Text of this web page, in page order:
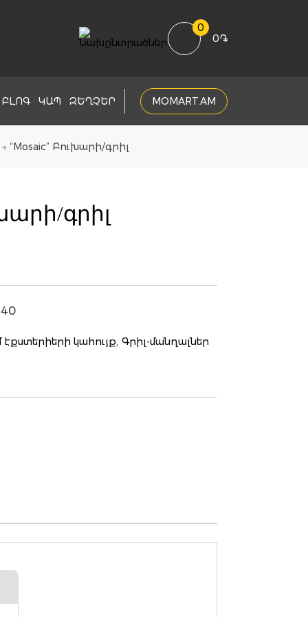
0
0֏
ԲԼՈԳ ԿԱՊ ԶԵՂՉԵՐ MOMART.AM
“Mosaic” Բուխարի/գրիլ
գրիլ
էքստերիերի կահույք, Գրիլ-մանղալներ